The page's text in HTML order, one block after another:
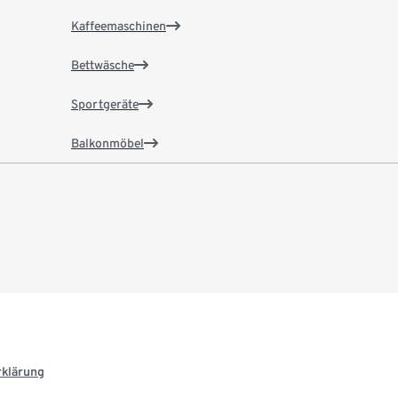
Kaffeemaschinen
Bettwäsche
Sportgeräte
Balkonmöbel